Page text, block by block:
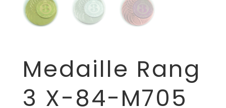
Medaille Rang
3 X-84-M705